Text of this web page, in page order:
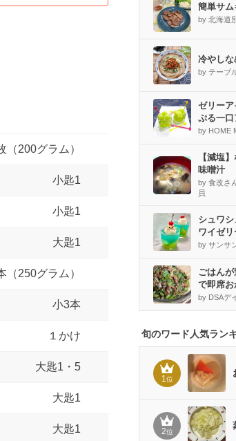
（200グラム）
小匙1
小匙1
大匙1
（250グラム）
小3本
１かけ
大匙1・5
大匙1
大匙1
簡単サ
by 北海道
冷やし
by テーブ
ゼリー
ぷる一口
by HOME
【減塩
味噌汁
by 食改さ
員
シュワ
ワイゼリ
by サンサ
ごはん
で即席お
by DSAデ
旬のワード人気ラン
1位
2位